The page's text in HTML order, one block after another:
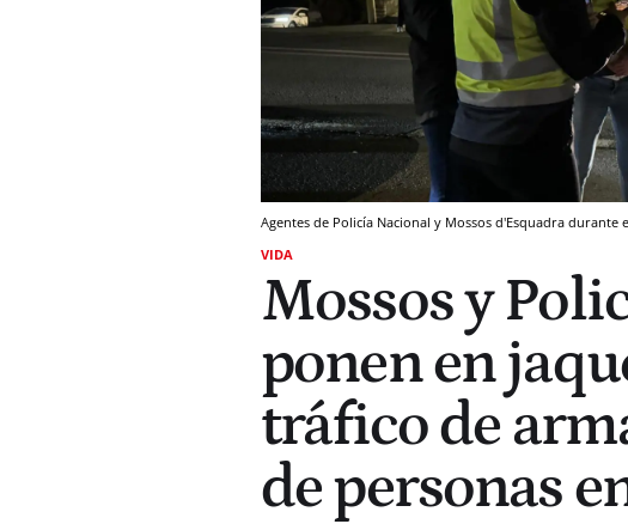
Agentes de Policía Nacional y Mossos d'Esquadra
VIDA
Mossos y
ponen en
tráfico de
de personas